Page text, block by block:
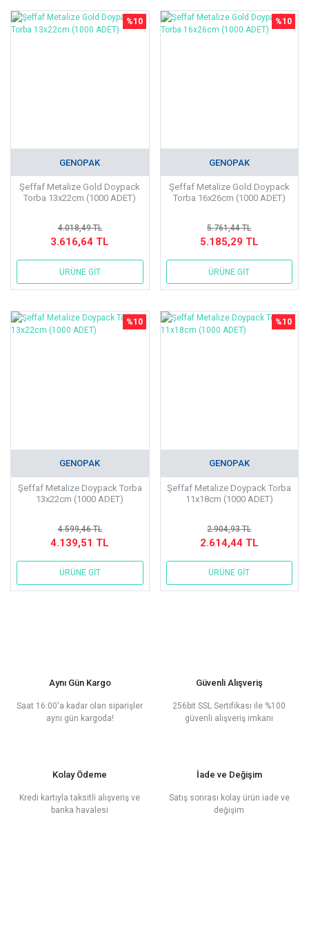
%10
GENOPAK
Şeffaf Metalize Gold Doypack
Torba 13x22cm (1000 ADET)
4.018,49 TL
3.616,64 TL
ÜRÜNE GİT
%10
GENOPAK
Şeffaf Metalize Gold Doypack
Torba 16x26cm (1000 ADET)
5.761,44 TL
5.185,29 TL
ÜRÜNE GİT
%10
GENOPAK
Şeffaf Metalize Doypack Torba
13x22cm (1000 ADET)
4.599,46 TL
4.139,51 TL
ÜRÜNE GİT
%10
GENOPAK
Şeffaf Metalize Doypack Torba
11x18cm (1000 ADET)
2.904,93 TL
2.614,44 TL
ÜRÜNE GİT
Aynı Gün Kargo
Saat 16:00'a kadar olan siparişler
aynı gün kargoda!
Güvenli Alışveriş
256bit SSL Sertifikası ile %100
güvenli alışveriş imkanı
Kolay Ödeme
Kredi kartıyla taksitli alışveriş ve
banka havalesi
İade ve Değişim
Satış sonrası kolay ürün iade ve
değişim